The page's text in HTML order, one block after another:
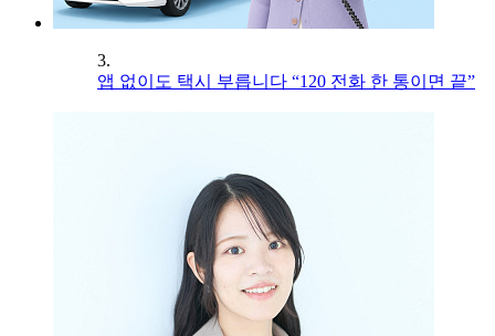
3.
앱 없이도 택시 부릅니다 “120 전화 한 통이면 끝”